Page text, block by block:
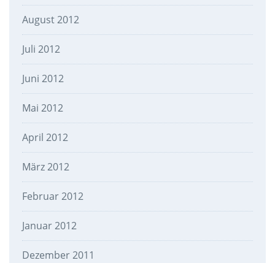
August 2012
Juli 2012
Juni 2012
Mai 2012
April 2012
März 2012
Februar 2012
Januar 2012
Dezember 2011